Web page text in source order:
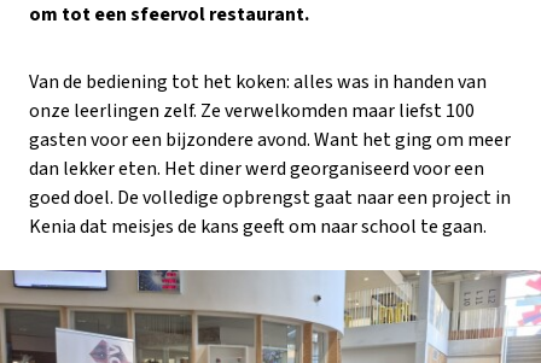
om tot een sfeervol restaurant.
Van de bediening tot het koken: alles was in handen van
onze leerlingen zelf. Ze verwelkomden maar liefst 100
gasten voor een bijzondere avond. Want het ging om meer
dan lekker eten. Het diner werd georganiseerd voor een
goed doel. De volledige opbrengst gaat naar een project in
Kenia dat meisjes de kans geeft om naar school te gaan.